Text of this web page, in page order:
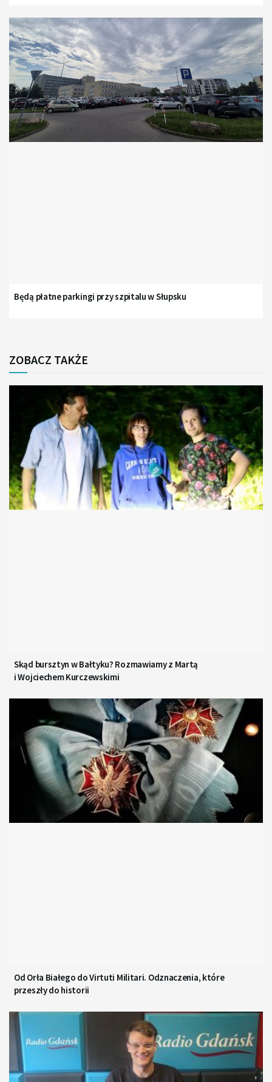
Będą płatne parkingi przy szpitalu w Słupsku
ZOBACZ TAKŻE
Skąd bursztyn w Bałtyku? Rozmawiamy z Martą
i Wojciechem Kurczewskimi
Od Orła Białego do Virtuti Militari. Odznaczenia, które
przeszły do historii